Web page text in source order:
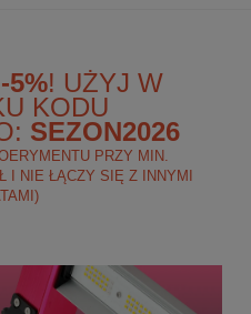
-5%! UŻYJ W
KODU
SEZON2026
PRZY MIN.
I NIE ŁĄCZY SIĘ Z INNYMI